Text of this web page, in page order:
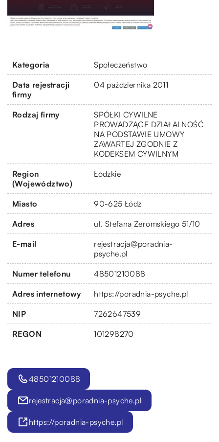
Kategoria Społeczeństwo
Data rejestracji
firmy
04 października 2011
Rodzaj firmy
SPÓŁKI CYWILNE
PROWADZĄCE DZIAŁALNOŚĆ
NA PODSTAWIE UMOWY
ZAWARTEJ ZGODNIE Z
KODEKSEM CYWILNYM
Region
(Województwo)
Łódzkie
Miasto 90-625 Łódź
Adres ul. Stefana Żeromskiego 51/10
E-mail
rejestracja@poradnia-
psyche.pl
Numer telefonu 48501210088
Adres internetowy https://poradnia-psyche.pl
NIP 7262647539
REGON 101298270
48501210088
rejestracja@poradnia-psyche.pl
https://poradnia-psyche.pl